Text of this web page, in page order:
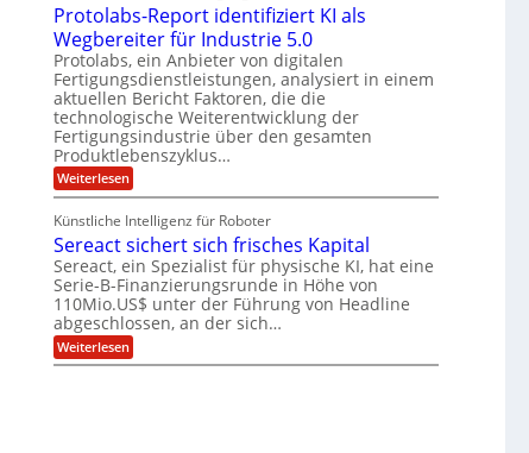
e
i
a
m
e
r
i
k
e
r
e
n
t
r
u
m
f
ü
r
3
D
-
D
r
u
c
k
f
ü
d
e
n
M
a
s
c
h
i
n
e
n
-
u
n
d
A
n
l
t
q
u
a
n
t
e
n
k
r
y
p
o
g
r
a
f
i
e
:
f
Protolabs-Report identifiziert KI als
Wegbereiter für Industrie 5.0
Protolabs, ein Anbieter von digitalen
Fertigungsdienstleistungen, analysiert in einem
aktuellen Bericht Faktoren, die die
technologische Weiterentwicklung der
Fertigungsindustrie über den gesamten
Produktlebenszyklus…
Weiterlesen:
P
o
t
o
l
a
b
s
-
R
Künstliche Intelligenz für Roboter
Sereact sichert sich frisches Kapital
Sereact, ein Spezialist für physische KI, hat eine
Serie-B-Finanzierungsrunde in Höhe von
110Mio.US$ unter der Führung von Headline
abgeschlossen, an der sich…
Weiterlesen:
S